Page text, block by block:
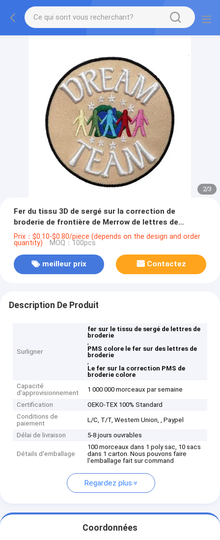
2/3
Fer du tissu 3D de sergé sur la correction de
broderie de frontière de Merrow de lettres de
broderie avec des couleurs de PMS
Prix：$0.10-$0.80/piece (depends on the design and order
quantity) MOQ：100pcs
meilleur prix Contactez
Description De Produit
Surligner
fer sur le tissu de sergé de lettres de
broderie
,
PMS colore le fer sur des lettres de
broderie
,
Le fer sur la correction PMS de
broderie colore
Capacité
d'approvisionnement
1 000 000 morceaux par semaine
Certification
OEKO-TEX 100% Standard
Conditions de
paiement
L/C, T/T, Western Union, , Paypel
Délai de livraison 5-8 jours ouvrables
Détails d'emballage
100 morceaux dans 1 poly sac, 10 sacs
dans 1 carton. Nous pouvons faire
l'emballage fait sur command
Regardez plus
Coordonnées